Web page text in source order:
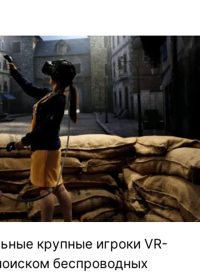
крупные игроки VR-
беспроводных